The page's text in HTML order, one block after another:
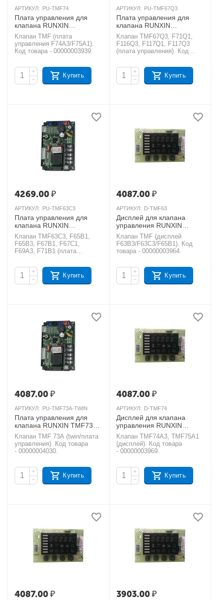
АРТИКУЛ: PU-TMF74
Плата управления для
клапана RUNXIN
TMF74A3, TMF75A1
Клапан TMF (плата
управления F74A3/F75A1).
Код товара - 00000003939.
+
−
Купить
АРТИКУЛ: PU-TMF67Q3
Плата управления для
клапана RUNXIN
TMF67Q3, TMF71Q1,
TMF116Q3, TMF117Q1,
TMF117Q3
AКЦИЯ
Клапан TMF67Q3, F71Q1,
F116Q3, F117Q1, F117Q3
(плата управления). Код
+
−
Купить
4269.00₽
АРТИКУЛ: PU-TMF63C3
Плата управления для
клапана RUNXIN
TMF63C3, TMF65B1,
TMF65B3, TMF67B1,
TMF67C1, TMF69A3,
TMF71B1
Клапан TMF63C3, F65B1,
F65B3, F67B1, F67C1,
F69A3, F71B1 (плата
- УТ000000200.
+
−
Купить
4087.00₽
АРТИКУЛ: D-TMF63
Дисплей для клапана
управления RUNXIN
TMF63B3, TMF63C3,
TMF65B1
AКЦИЯ
Клапан TMF (дисплей
F63B3/F63C3/F65B1). Код
товара - 00000003964.
+
−
Купить
4087.00₽
АРТИКУЛ: PU-TMF73A-TWIN
Плата управления для
клапана RUNXIN TMF73A
twin
AКЦИЯ
Клапан TMF 73A (twin/плата
управления). Код товара
- 00000004030.
+
−
Купить
4087.00₽
АРТИКУЛ: D-TMF74
Дисплей для клапана
управления RUNXIN
TMF74A3, TMF75A1
Клапан TMF74A3, TMF75A1
(дисплей). Код товара
- 00000003969.
+
−
Купить
4087.00₽ 3903.00₽